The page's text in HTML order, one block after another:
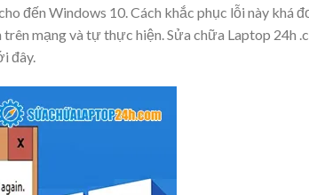
đến Windows 10. Cách khắc phục lỗi này khá
mạng và tự thực hiện. Sửa chữa Laptop 24h
đây.